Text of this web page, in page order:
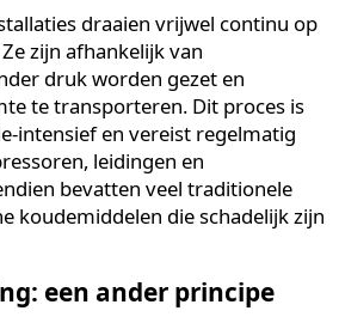
tussen traditionele koeling
in de energiebron en het
koeling gebruikt
koudemiddelen om
wat veel elektrisch
maakt gebruik van
of vrije buitenlucht,
fractie van de energie.